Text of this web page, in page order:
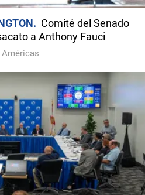
Comité del Senado
a Anthony Fauci
Américas